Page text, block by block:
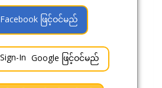
Facebook ဖြင့်ဝင်မည်
Google ဖြင့်ဝင်မည်